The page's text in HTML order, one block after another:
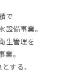
で
設備事業。
生管理を
。
する、